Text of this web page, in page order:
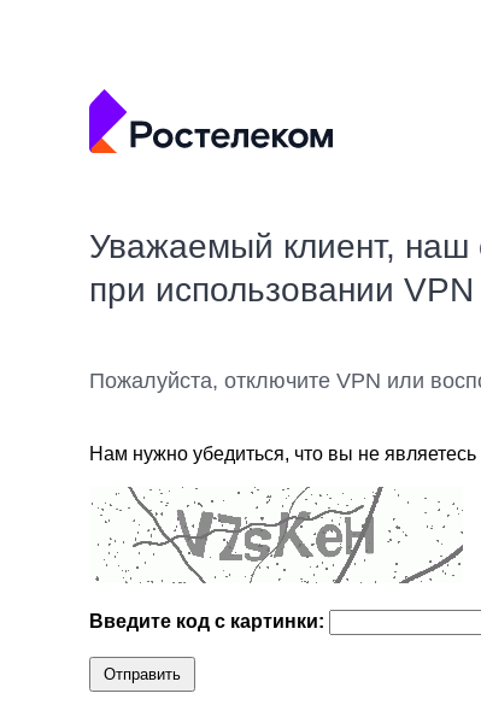
Уважаемый клиент, наш
при использовании
Пожалуйста, отключите VPN или
Нам нужно убедиться, что вы не
Введите код с картинки:
Отправить